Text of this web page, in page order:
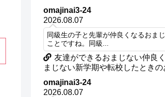
omajinai3-24
2026.08.07
同級生の子と先輩が仲良くなるおま
ことですね。同級...
友達ができるおまじない仲良
まじない新学期や転校したとき
omajinai3-24
2026.08.07